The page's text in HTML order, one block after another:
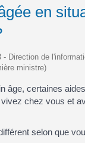
en
- Direction de
ministre)
âge, certaines
chez vous et
selon que